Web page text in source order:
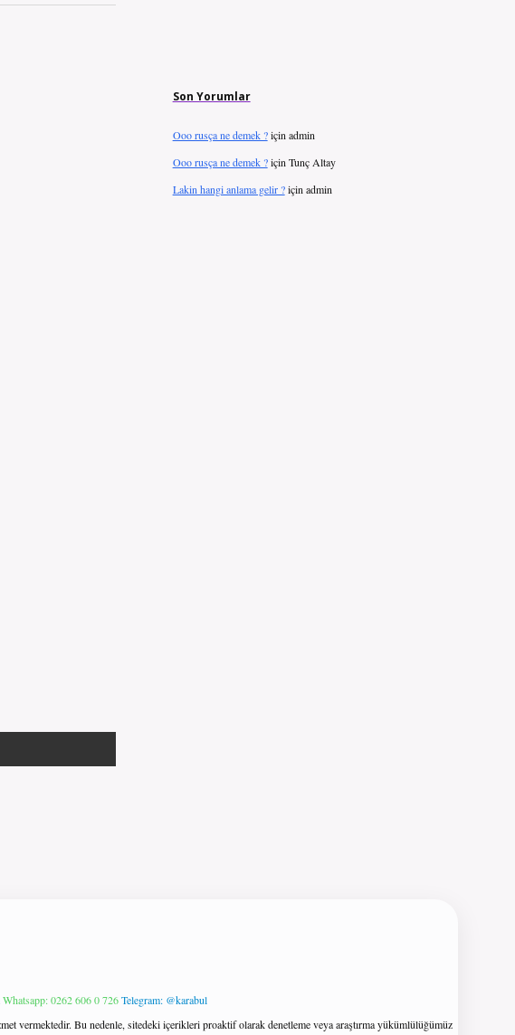
Son Yorumlar
Ooo rusça ne demek ?için admin
Ooo rusça ne demek ?için Tunç Altay
Lakin hangi anlama gelir ?için admin
Whatsapp: 0262 606 0 726Telegram: @karabul
vermektedir. Bu nedenle, sitedeki içerikleri proaktif olarak denetleme veya araştırma yükümlülüğümüz